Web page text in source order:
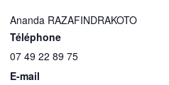
Ananda RAZAFINDRAKOTO
Téléphone
07 49 22 89 75
E-mail